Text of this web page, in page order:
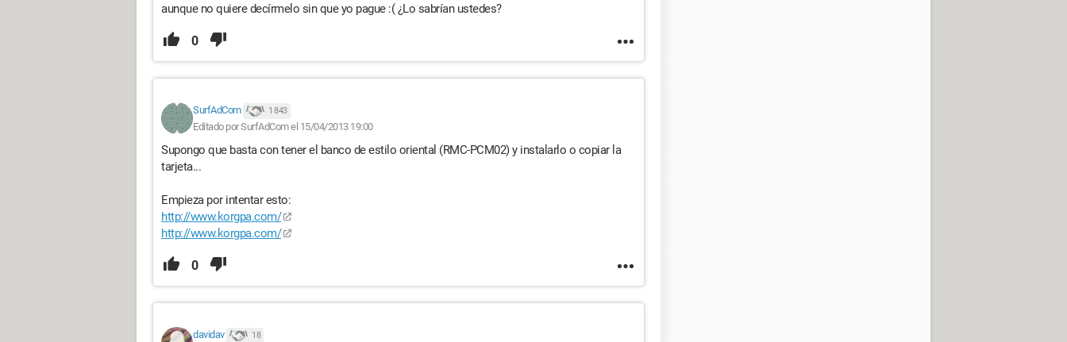
aunque no quiere decírmelo sin que yo pague :( ¿Lo sabrían ustedes?
0
SurfAdCom 1 843
Editado por SurfAdCom el 15/04/2013 19:00
Supongo que basta con tener el banco de estilo oriental (RMC-PCM02) y instalarlo o copiar la
tarjeta...
Empieza por intentar esto:
http://www.korgpa.com/
http://www.korgpa.com/
0
davidav 18